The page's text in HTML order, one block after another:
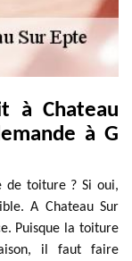
à Chateau
à G
de toiture ? Si oui,
A Chateau Sur
Puisque la toiture
il faut faire